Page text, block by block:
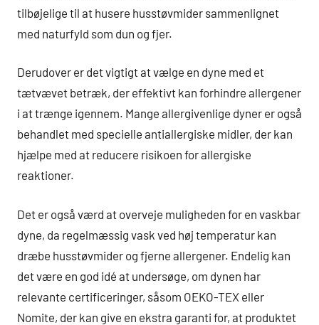
tilbøjelige til at husere husstøvmider sammenlignet
med naturfyld som dun og fjer.
Derudover er det vigtigt at vælge en dyne med et
tætvævet betræk, der effektivt kan forhindre allergener
i at trænge igennem. Mange allergivenlige dyner er også
behandlet med specielle antiallergiske midler, der kan
hjælpe med at reducere risikoen for allergiske
reaktioner.
Det er også værd at overveje muligheden for en vaskbar
dyne, da regelmæssig vask ved høj temperatur kan
dræbe husstøvmider og fjerne allergener. Endelig kan
det være en god idé at undersøge, om dynen har
relevante certificeringer, såsom OEKO-TEX eller
Nomite, der kan give en ekstra garanti for, at produktet